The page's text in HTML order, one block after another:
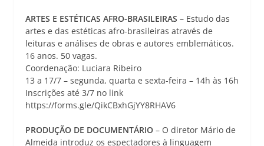
ARTES E ESTÉTICAS AFRO-BRASILEIRAS – Estudo das
artes e das estéticas afro-brasileiras através de
leituras e análises de obras e autores emblemáticos.
16 anos. 50 vagas.
Coordenação: Luciara Ribeiro
13 a 17/7 – segunda, quarta e sexta-feira – 14h às 16h
Inscrições até 3/7 no link
https://forms.gle/QikCBxhGjYY8RHAV6
PRODUÇÃO DE DOCUMENTÁRIO– O diretor Mário de
Almeida introduz os espectadores à linguagem